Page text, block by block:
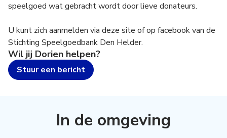
speelgoed wat gebracht wordt door lieve donateurs.
U kunt zich aanmelden via deze site of op facebook van de
Stichting Speelgoedbank Den Helder.
Wil jij Dorien helpen?
Stuur een bericht
In de omgeving